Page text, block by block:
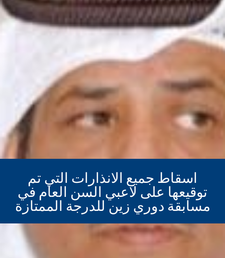
اسقاط جميع الانذارات التي تم
توقيعها على لاعبي السن العام في
مسابقة دوري زين للدرجة الممتازة